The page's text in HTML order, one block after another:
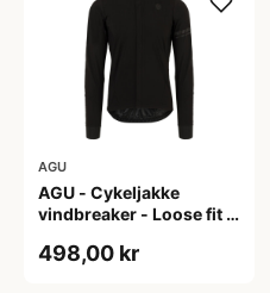
AGU
AGU - Cykeljakke
vindbreaker - Loose fit -
498,00 kr